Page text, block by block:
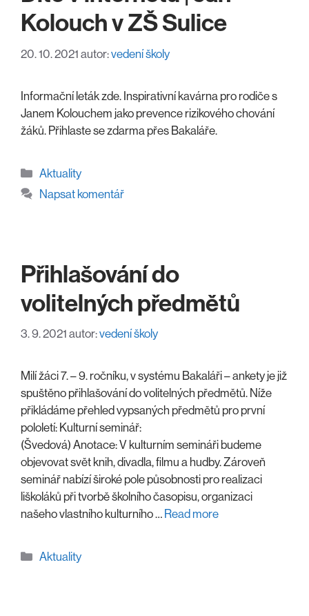
Kolouch v ZŠ Sulice
20. 10. 2021 autor:vedení školy
Informační leták zde. Inspirativní kavárna pro rodiče s
Janem Kolouchem jako prevence rizikového chování
žáků. Přihlaste se zdarma přes Bakaláře.
Rubriky
Aktuality
Napsat komentář
Přihlašování do
volitelných předmětů
3. 9. 2021 autor:vedení školy
Milí žáci 7. – 9. ročníku, v systému Bakaláři – ankety je již
spuštěno přihlašování do volitelných předmětů. Níže
přikládáme přehled vypsaných předmětů pro první
pololetí: Kulturní seminář:
(Švedová) Anotace: V kulturním semináři budeme
objevovat svět knih, divadla, filmu a hudby. Zároveň
seminář nabízí široké pole působnosti pro realizaci
liškoláků při tvorbě školního časopisu, organizaci
našeho vlastního kulturního … Read more
Rubriky
Aktuality